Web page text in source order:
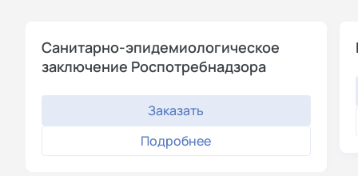
Санитарно-эпидемиологическое
заключение Роспотребнадзора
Заказать
Подробнее